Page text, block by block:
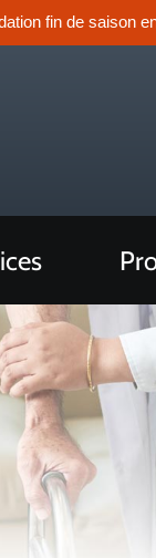
fin de saison